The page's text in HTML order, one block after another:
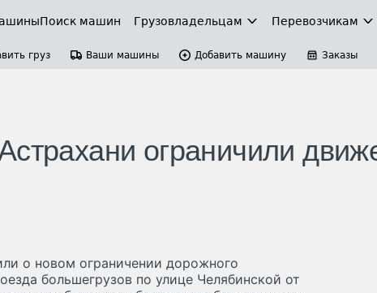
Поиск машин Грузовладельцам Перевозчикам
груз Ваши машины Добавить машину Заказы
ограничили
о новом ограничении дорожного
большегрузов по улице Челябинской от